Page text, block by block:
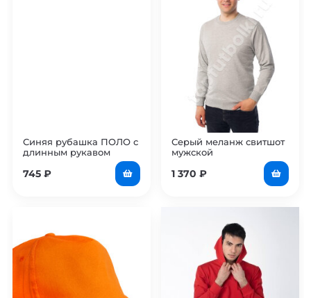
Синяя рубашка ПОЛО с
длинным рукавом
745 ₽
Серый меланж свитшот
мужской
1 370 ₽